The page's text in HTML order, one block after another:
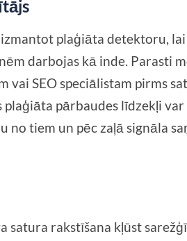
plaģiāta detektoru,
darbojas kā inde. Parasti
vai SEO speciālistam pirms
plaģiāta pārbaudes līdzekļi
tiem un pēc zaļā signāla
satura rakstīšana kļūst